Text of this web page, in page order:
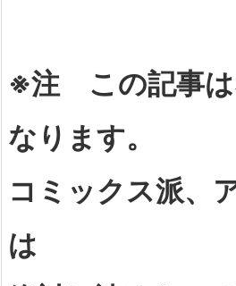
※注 この記事は
なります。
コミックス派、
は